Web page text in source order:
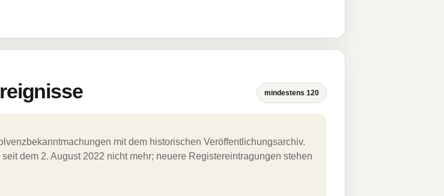
mindestens 120
mit dem historischen Veröffentlichungsarchiv.
dem 2. August 2022 nicht mehr; neuere Registereintragungen stehen